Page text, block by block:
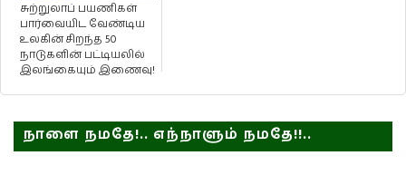
சுற்றுலாப் பயணிகள்
பார்வையிட வேண்டிய
உலகின் சிறந்த 50
நாடுகளின் பட்டியலில்
இலங்கையும் இணைவு!
நாளை நமதே!.. எந்நாளும் நமதே!!..